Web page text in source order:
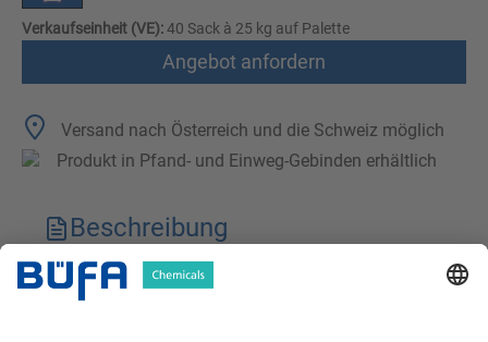
Verkaufseinheit (VE):40 Sack à 25 kg auf Palette
Angebot anfordern
Versand nach Österreich und die Schweiz möglich
Produkt in Pfand- und Einweg-Gebinden erhältlich
Beschreibung
Technische Merkmale